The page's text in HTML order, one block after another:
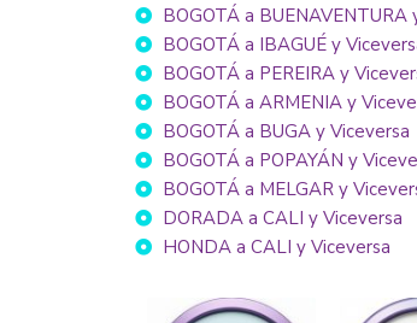
BOGOTÁ a BUENAVENTURA
BOGOTÁ a IBAGUÉ y
BOGOTÁ a PEREIRA y
BOGOTÁ a ARMENIA y
BOGOTÁ a BUGA y Viceversa
BOGOTÁ a POPAYÁN y
BOGOTÁ a MELGAR y
DORADA a CALI y Viceversa
HONDA a CALI y Viceversa